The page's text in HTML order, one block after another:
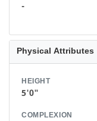
-
Physical Attributes
HEIGHT
5'0"
COMPLEXION